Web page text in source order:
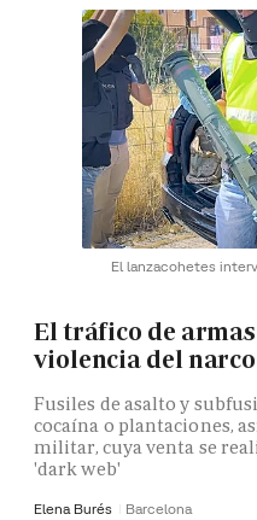
El lanzacohetes
El tráfico de
violencia del
Fusiles de asalto y
cocaína o plantaciones,
militar, cuya venta se
'dark web'
Elena Burés Barcelona